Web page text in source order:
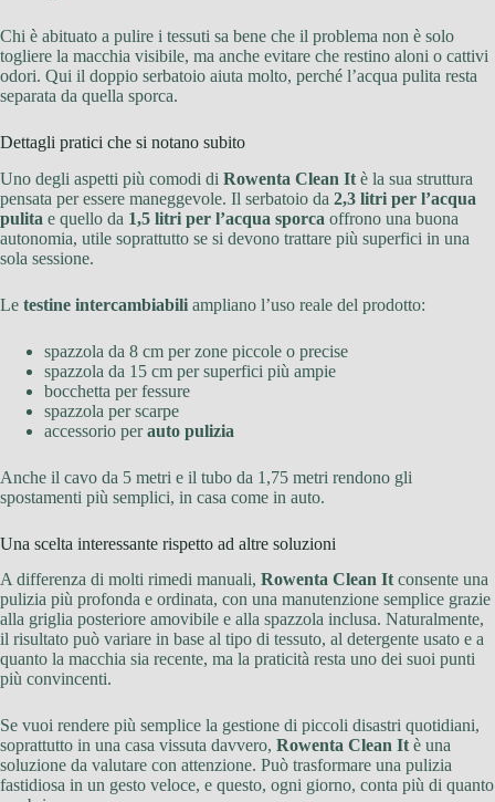
Chi è abituato a pulire i tessuti sa bene che il problema non è solo
togliere la macchia visibile, ma anche evitare che restino aloni o cattivi
odori. Qui il doppio serbatoio aiuta molto, perché l’acqua pulita resta
separata da quella sporca.
Dettagli pratici che si notano subito
Uno degli aspetti più comodi di Rowenta Clean It è la sua struttura
pensata per essere maneggevole. Il serbatoio da 2,3 litri per l’acqua
pulita e quello da 1,5 litri per l’acqua sporca offrono una buona
autonomia, utile soprattutto se si devono trattare più superfici in una
sola sessione.
Le testine intercambiabili ampliano l’uso reale del prodotto:
spazzola da 8 cm per zone piccole o precise
spazzola da 15 cm per superfici più ampie
bocchetta per fessure
spazzola per scarpe
accessorio perauto pulizia
Anche il cavo da 5 metri e il tubo da 1,75 metri rendono gli
spostamenti più semplici, in casa come in auto.
Una scelta interessante rispetto ad altre soluzioni
A differenza di molti rimedi manuali, Rowenta Clean Itconsente una
pulizia più profonda e ordinata, con una manutenzione semplice grazie
alla griglia posteriore amovibile e alla spazzola inclusa. Naturalmente,
il risultato può variare in base al tipo di tessuto, al detergente usato e a
quanto la macchia sia recente, ma la praticità resta uno dei suoi punti
più convincenti.
Se vuoi rendere più semplice la gestione di piccoli disastri quotidiani,
soprattutto in una casa vissuta davvero, Rowenta Clean Itè una
soluzione da valutare con attenzione. Può trasformare una pulizia
fastidiosa in un gesto veloce, e questo, ogni giorno, conta più di quanto